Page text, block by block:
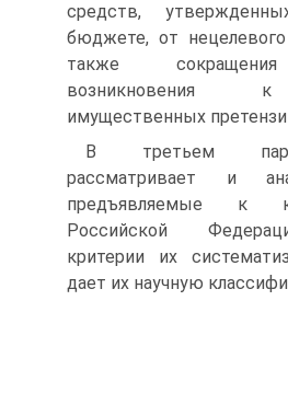
средств,
бюджете, от нецелевого
также
возникновения к
имущественных
В третьем
рассматривает и
предъявляемые к
Российской
критерии их
дает их научную